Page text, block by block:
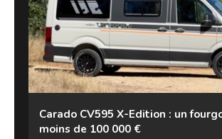
Carado CV595 X-Edition : un
moins de 100 000 €